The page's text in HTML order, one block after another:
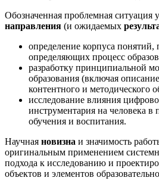
Обозначенная проблемная ситуация
направления (и ожидаемых
определение корпуса
определяющих процесс
разработку принципиальной
образования (включая
контентного и методического
исследование влияния
инструментария на человека в
обучения и воспитания.
Научная новизна и значимость
оригинальным применением
подхода к исследованию и
объектов и элементов